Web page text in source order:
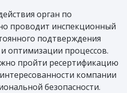
орган по
проводит инспекционный
подтверждения
оптимизации процессов.
пройти ресертификацию
компании
безопасности.